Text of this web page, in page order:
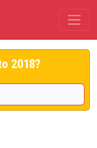
2018?